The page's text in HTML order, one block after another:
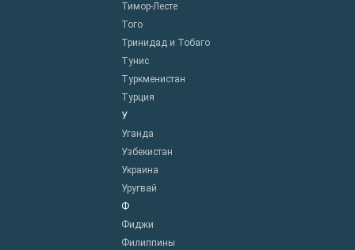
Тимор-Лесте
Того
Тринидад и Тобаго
Тунис
Туркменистан
Турция
У
Уганда
Узбекистан
Украина
Уругвай
Ф
Фиджи
Филиппины